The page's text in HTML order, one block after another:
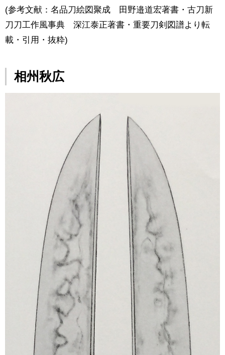
(参考文献：名品刀絵図聚成 田野邉道宏著書・古刀新
刀刀工作風事典 深江泰正著書・重要刀剣図譜より転
載・引用・抜粋)
相州秋広